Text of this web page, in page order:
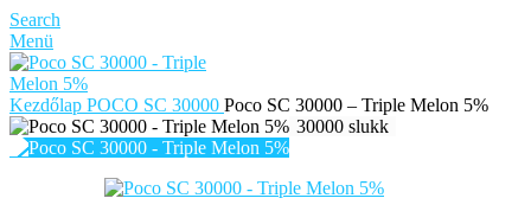
Search
Menü
Kezdőlap POCO SC 30000 Poco SC 30000 – Triple Melon 5%
30000 slukk